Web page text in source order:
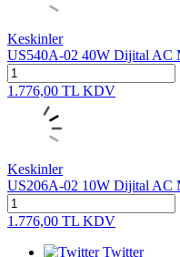
Keskinler
US540A-02 40W Dijital AC
1.776,00 TL KDV
Keskinler
US206A-02 10W Dijital AC
1.776,00 TL KDV
Twitter